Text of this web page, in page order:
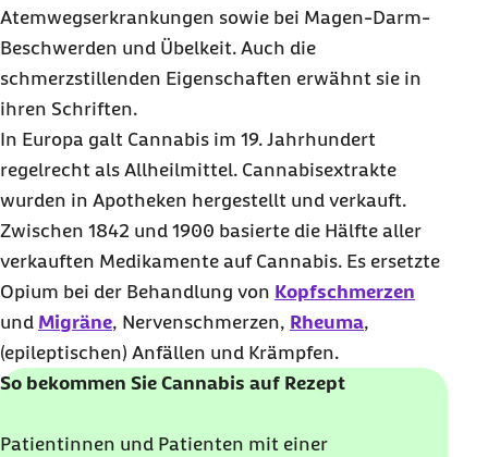
Atemwegserkrankungen sowie bei Magen-Darm-
Beschwerden und Übelkeit. Auch die
schmerzstillenden Eigenschaften erwähnt sie in
ihren Schriften.
In Europa galt Cannabis im 19. Jahrhundert
regelrecht als Allheilmittel. Cannabisextrakte
wurden in Apotheken hergestellt und verkauft.
Zwischen 1842 und 1900 basierte die Hälfte aller
verkauften Medikamente auf Cannabis. Es ersetzte
Opium bei der Behandlung von Kopfschmerzen
und Migräne, Nervenschmerzen, Rheuma,
(epileptischen) Anfällen und Krämpfen.
So bekommen Sie Cannabis auf Rezept
Patientinnen und Patienten mit einer